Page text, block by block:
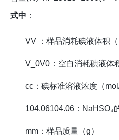
式中 ：
VV ：样品消耗碘液体积（
V_0V0 ：空白消耗碘液体
cc ：碘标准溶液浓度（mol/
104.06104.06 ：NaHSO₃
mm ：样品质量（g）